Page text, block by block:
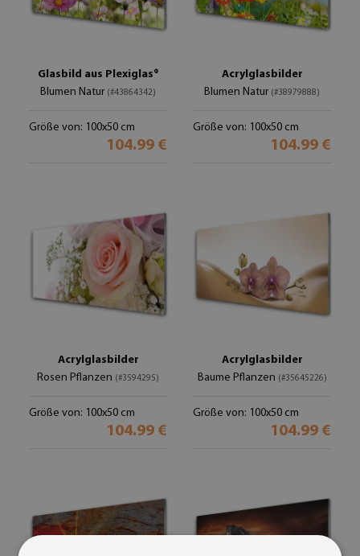
Glasbild aus Plexiglas®
Blumen Natur (#43864342)
Größe von: 100x50 cm
104.99 €
Acrylglasbilder
Blumen Natur (#38979888)
Größe von: 100x50 cm
104.99 €
Acrylglasbilder
Rosen Pflanzen (#3594295)
Größe von: 100x50 cm
104.99 €
Acrylglasbilder
Baume Pflanzen (#35645226)
Größe von: 100x50 cm
104.99 €